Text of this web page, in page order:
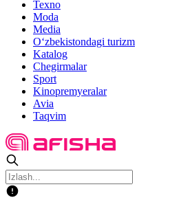
Texno
Moda
Media
O‘zbekistondagi turizm
Katalog
Chegirmalar
Sport
Kinopremyeralar
Avia
Taqvim